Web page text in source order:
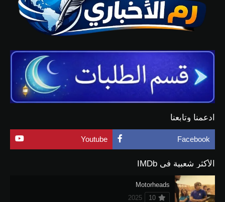
ادعمنا وتابعنا
Facebook
Youtube
الأكثر شعبية في IMDb
Motorheads
10
2025